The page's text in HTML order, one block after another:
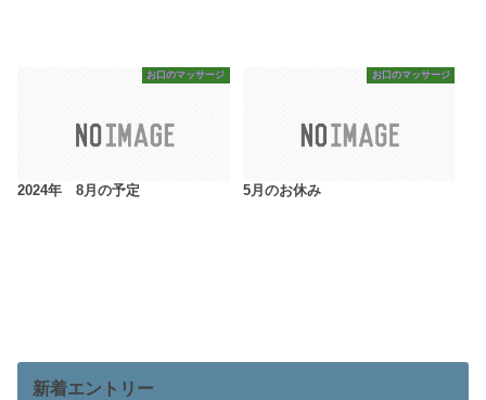
お口のマッサージ
2024年 8月の予定
お口のマッサージ
5月のお休み
新着エントリー